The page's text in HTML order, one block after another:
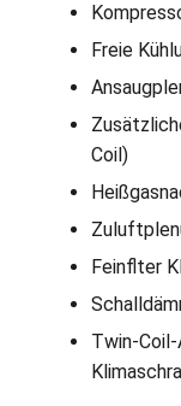
Freie
Coil)
Feinflter
Twin-